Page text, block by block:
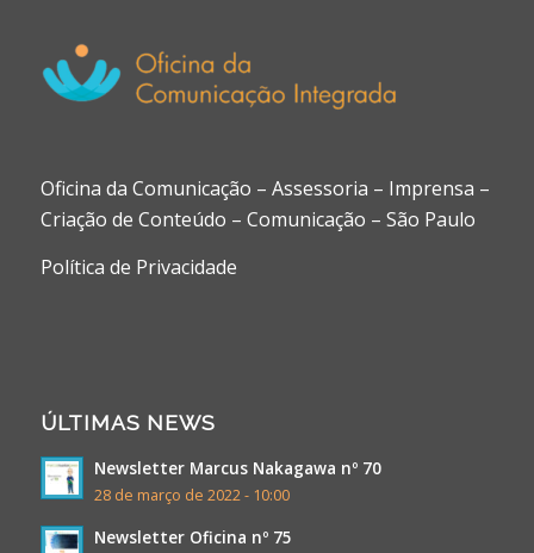
Oficina da Comunicação – Assessoria – Imprensa –
Criação de Conteúdo – Comunicação – São Paulo
Política de Privacidade
ÚLTIMAS NEWS
Newsletter Marcus Nakagawa nº 70
28 de março de 2022 - 10:00
Newsletter Oficina nº 75